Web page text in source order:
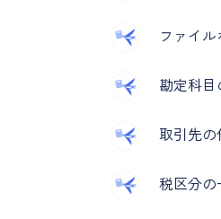
ファイ
勘定科
取引先の
税区分の